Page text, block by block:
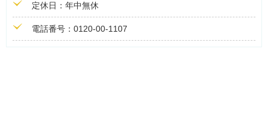
定休日：年中無休
電話番号：0120-00-1107